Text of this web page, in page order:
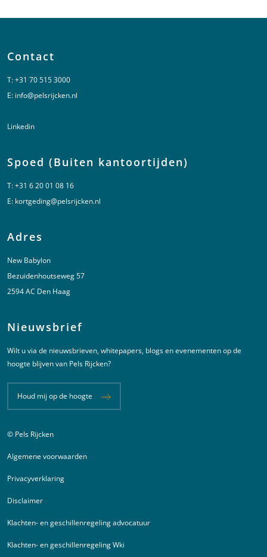
Contact
T:+31 70 515 3000
E: info@pelsrijcken.nl
Linkedin
Spoed (Buiten kantoortijden)
T:+31 6 20 01 08 16
E: kortgeding@pelsrijcken.nl
Adres
New Babylon
Bezuidenhoutseweg 57
2594 AC Den Haag
Nieuwsbrief
Wilt u via de nieuwsbrieven, whitepapers, blogs en evenementen op de
hoogte blijven van Pels Rijcken?
Houd mij op de hoogte
Juridische informatie
© Pels Rijcken
Algemene voorwaarden
Privacyverklaring
Disclaimer
Klachten- en geschillenregeling advocatuur
Klachten- en geschillenregeling Wki